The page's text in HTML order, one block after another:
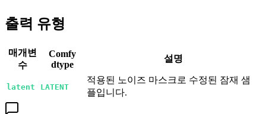
출력 유형
매개변
수
Comfy
dtype
설명
latent LATENT
적용된 노이즈 마스크로 수정된 잠재 샘
플입니다.